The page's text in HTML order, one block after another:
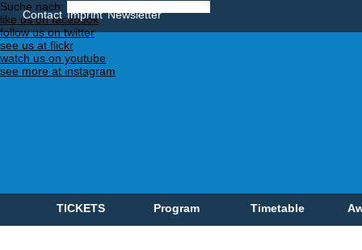
Suche nach:
like us on facebook
follow us on twitter
see us at flickr
watch us on youtube
see more at instagram
Contact Imprint Newsletter
TICKETS Program Timetable